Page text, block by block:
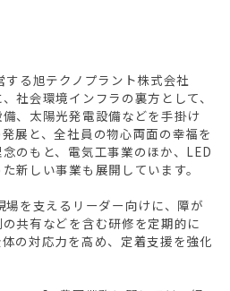
する旭テクノプラント株式会社
社会環境インフラの裏方として、
、太陽光発電設備などを手掛け
展と、全社員の物心両面の幸福を
のもと、電気工事業のほか、LED
新しい事業も展開しています。
場を支えるリーダー向けに、障が
共有などを含む研修を定期的に
の対応力を高め、定着支援を強化